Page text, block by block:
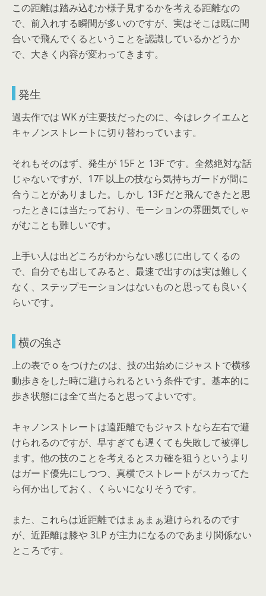
この距離は踏み込むか様子見するかを考える距離なの
で、前入れする瞬間が多いのですが、実はそこは既に間
合いで飛んでくるということを認識しているかどうか
で、大きく内容が変わってきます。
発生
過去作では WK が主要技だったのに、今はレクイエムと
キャノンストレートに切り替わっています。
それもそのはず、発生が 15F と 13F です。全然絶対な話
じゃないですが、17F 以上の技なら気持ちガードが間に
合うことがありました。しかし 13F だと飛んできたと思
ったときには当たっており、モーションの雰囲気でしゃ
がむことも難しいです。
上手い人は出どころがわからない感じに出してくるの
で、自分でも出してみると、最速で出すのは実は難しく
なく、ステップモーションはないものと思っても良いく
らいです。
横の強さ
上の表で o をつけたのは、技の出始めにジャストで横移
動歩きをした時に避けられるという条件です。基本的に
歩き状態には全て当たると思ってよいです。
キャノンストレートは遠距離でもジャストなら左右で避
けられるのですが、早すぎても遅くても失敗して被弾し
ます。他の技のことを考えるとスカ確を狙うというより
はガード優先にしつつ、真横でストレートがスカってた
ら何か出しておく、くらいになりそうです。
また、これらは近距離ではまぁまぁ避けられるのです
が、近距離は膝や 3LP が主力になるのであまり関係ない
ところです。